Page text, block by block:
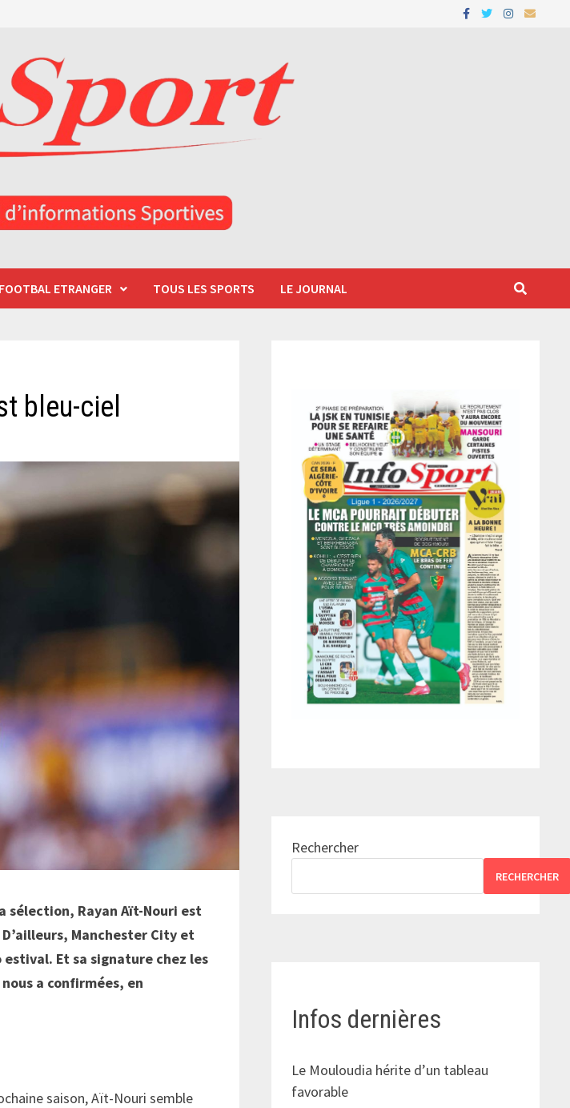
FOOTBAL ETRANGER TOUS LES SPORTS LE JOURNAL
bleu-ciel
sélection, Rayan Aït-Nouri est
Manchester City et
Et sa signature chez les
a confirmées, en
saison, Aït-Nouri semble
Rechercher
RECHERCHER
Infos dernières
Le Mouloudia hérite d’un tableau
favorable